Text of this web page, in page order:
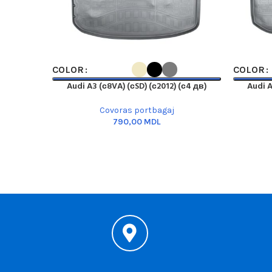
SELECT OPTIONS
COLOR
Audi A3 (с8VA) (сSD) (с2012) (с4 дв)
Covoras portbagaj
MDL
SELECT
COLOR
Audi